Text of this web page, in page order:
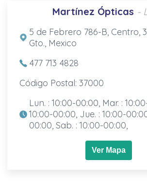
Martínez Ópticas -
5 de Febrero 786-B, Centro,
Gto., Mexico
477 713 4828
Código Postal: 37000
Lun. : 10:00-00:00, Mar. :
10:00-00:00, Jue. : 10:00-
00:00, Sab. : 10:00-00:00,
Ver Mapa